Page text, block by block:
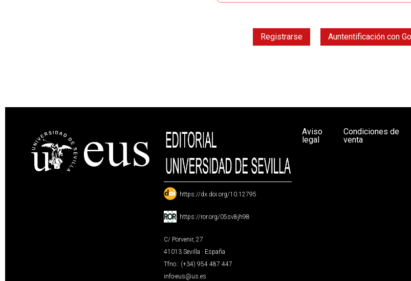
Registrarse Auntentificación con
: https://dx.doi.org/10.12795
: https://ror.org/05sv8jh98
C/ Porvenir, 27
41013 Sevilla · España
Tfno.: (+34) 954 487 447
info-eus@us.es
Aviso
legal
Condiciones de
venta